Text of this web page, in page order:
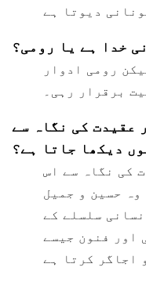
دیوتا ہے
خدا ہے یا رومی؟
رومی ادوار
برقرار رہی۔
عقیدت کی نگاہ سے
دیکھا جاتا ہے؟
کی نگاہ سے اس
وہ حسین و جمیل
سلسلے کے
اور فنون جیسے
اجاگر کرتا ہے